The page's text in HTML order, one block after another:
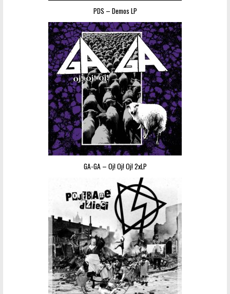
PDS – Demos LP
GA-GA – Oj! Oj! Oj! 2xLP